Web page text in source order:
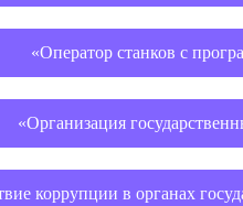
«Оператор станков с
«Организация
коррупции в органах